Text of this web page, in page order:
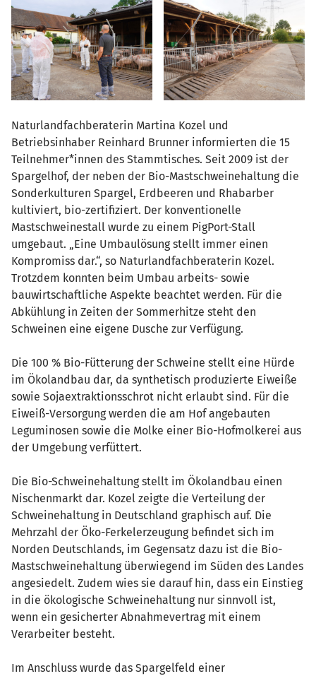
Naturlandfachberaterin Martina Kozel und
Betriebsinhaber Reinhard Brunner informierten die 15
Teilnehmer*innen des Stammtisches. Seit 2009 ist der
Spargelhof, der neben der Bio-Mastschweinehaltung die
Sonderkulturen Spargel, Erdbeeren und Rhabarber
kultiviert, bio-zertifiziert. Der konventionelle
Mastschweinestall wurde zu einem PigPort-Stall
umgebaut. „Eine Umbaulösung stellt immer einen
Kompromiss dar.“, so Naturlandfachberaterin Kozel.
Trotzdem konnten beim Umbau arbeits- sowie
bauwirtschaftliche Aspekte beachtet werden. Für die
Abkühlung in Zeiten der Sommerhitze steht den
Schweinen eine eigene Dusche zur Verfügung.
Die 100 % Bio-Fütterung der Schweine stellt eine Hürde
im Ökolandbau dar, da synthetisch produzierte Eiweiße
sowie Sojaextraktionsschrot nicht erlaubt sind. Für die
Eiweiß-Versorgung werden die am Hof angebauten
Leguminosen sowie die Molke einer Bio-Hofmolkerei aus
der Umgebung verfüttert.
Die Bio-Schweinehaltung stellt im Ökolandbau einen
Nischenmarkt dar. Kozel zeigte die Verteilung der
Schweinehaltung in Deutschland graphisch auf. Die
Mehrzahl der Öko-Ferkelerzeugung befindet sich im
Norden Deutschlands, im Gegensatz dazu ist die Bio-
Mastschweinehaltung überwiegend im Süden des Landes
angesiedelt. Zudem wies sie darauf hin, dass ein Einstieg
in die ökologische Schweinehaltung nur sinnvoll ist,
wenn ein gesicherter Abnahmevertrag mit einem
Verarbeiter besteht.
Im Anschluss wurde das Spargelfeld einer